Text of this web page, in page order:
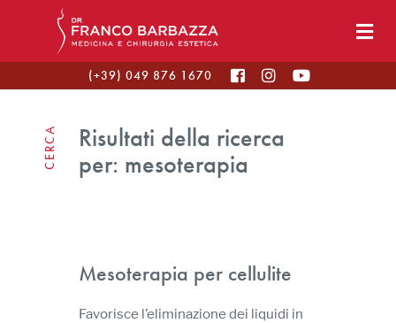
(+39) 049 876 1670
CERCA
Risultati della ricerca
per: mesoterapia
Mesoterapia per cellulite
Favorisce l’eliminazione dei liquidi in